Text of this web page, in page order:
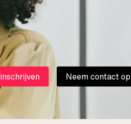
Neem contact op